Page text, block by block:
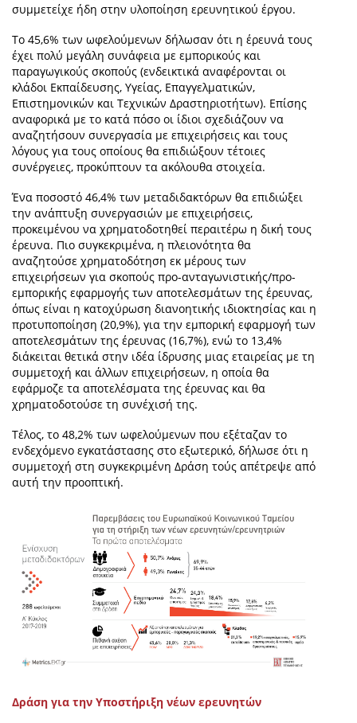
συμμετείχε ήδη στην υλοποίηση ερευνητικού έργου.
Το 45,6% των ωφελούμενων δήλωσαν ότι η έρευνά τους
έχει πολύ μεγάλη συνάφεια με εμπορικούς και
παραγωγικούς σκοπούς (ενδεικτικά αναφέρονται οι
κλάδοι Εκπαίδευσης, Υγείας, Επαγγελματικών,
Επιστημονικών και Τεχνικών Δραστηριοτήτων). Επίσης
αναφορικά με το κατά πόσο οι ίδιοι σχεδιάζουν να
αναζητήσουν συνεργασία με επιχειρήσεις και τους
λόγους για τους οποίους θα επιδιώξουν τέτοιες
συνέργειες, προκύπτουν τα ακόλουθα στοιχεία.
Ένα ποσοστό 46,4% των μεταδιδακτόρων θα επιδιώξει
την ανάπτυξη συνεργασιών με επιχειρήσεις,
προκειμένου να χρηματοδοτηθεί περαιτέρω η δική τους
έρευνα. Πιο συγκεκριμένα, η πλειονότητα θα
αναζητούσε χρηματοδότηση εκ μέρους των
επιχειρήσεων για σκοπούς προ-ανταγωνιστικής/προ-
εμπορικής εφαρμογής των αποτελεσμάτων της έρευνας,
όπως είναι η κατοχύρωση διανοητικής ιδιοκτησίας και η
προτυποποίηση (20,9%), για την εμπορική εφαρμογή των
αποτελεσμάτων της έρευνας (16,7%), ενώ το 13,4%
διάκειται θετικά στην ιδέα ίδρυσης μιας εταιρείας με τη
συμμετοχή και άλλων επιχειρήσεων, η οποία θα
εφάρμοζε τα αποτελέσματα της έρευνας και θα
χρηματοδοτούσε τη συνέχισή της.
Τέλος, το 48,2% των ωφελούμενων που εξέταζαν το
ενδεχόμενο εγκατάστασης στο εξωτερικό, δήλωσε ότι η
συμμετοχή στη συγκεκριμένη Δράση τούς απέτρεψε από
αυτή την προοπτική.
Δράση για την Υποστήριξη νέων ερευνητών